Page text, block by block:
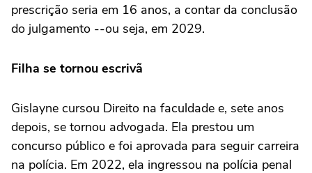
prescrição seria em 16 anos, a contar da conclusão
do julgamento --ou seja, em 2029.
Filha se tornou escrivã
Gislayne cursou Direito na faculdade e, sete anos
depois, se tornou advogada. Ela prestou um
concurso público e foi aprovada para seguir carreira
na polícia. Em 2022, ela ingressou na polícia penal